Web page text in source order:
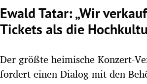
Ewald Tatar: „Wir
Tickets als die
Der größte heimische Konzert-
fordert einen Dialog mit den